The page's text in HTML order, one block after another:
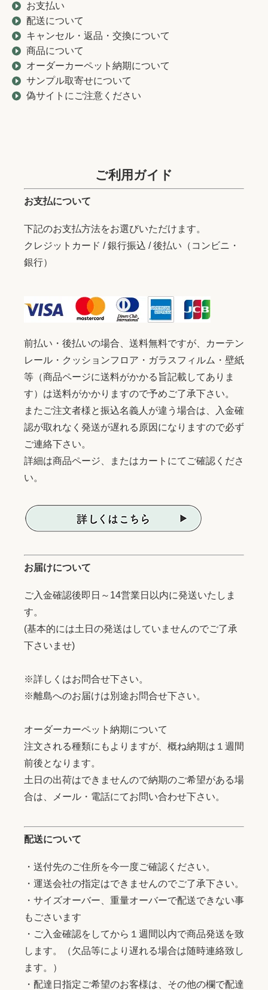
お支払い
配送について
キャンセル・返品・交換について
商品について
オーダーカーペット納期について
サンプル取寄せについて
偽サイトにご注意ください
ご利用ガイド
お支払について
下記のお支払方法をお選びいただけます。
クレジットカード / 銀行振込 / 後払い（コンビニ・
銀行）
前払い・後払いの場合、送料無料ですが、カーテン
レール・クッションフロア・ガラスフィルム・壁紙
等（商品ページに送料がかかる旨記載してありま
す）は送料がかかりますので予めご了承下さい。
またご注文者様と振込名義人が違う場合は、入金確
認が取れなく発送が遅れる原因になりますので必ず
ご連絡下さい。
詳細は商品ページ、またはカートにてご確認くださ
い。
お届けについて
ご入金確認後即日～14営業日以内に発送いたしま
す。
(基本的には土日の発送はしていませんのでご了承
下さいませ)
※詳しくはお問合せ下さい。
※離島へのお届けは別途お問合せ下さい。
オーダーカーペット納期について
注文される種類にもよりますが、概ね納期は１週間
前後となります。
土日の出荷はできませんので納期のご希望がある場
合は、メール・電話にてお問い合わせ下さい。
配送について
・送付先のご住所を今一度ご確認ください。
・運送会社の指定はできませんのでご了承下さい。
・サイズオーバー、重量オーバーで配送できない事
もごさいます
・ご入金確認をしてから１週間以内で商品発送を致
します。（欠品等により遅れる場合は随時連絡致し
ます。）
・配達日指定ご希望のお客様は、その他の欄で配達